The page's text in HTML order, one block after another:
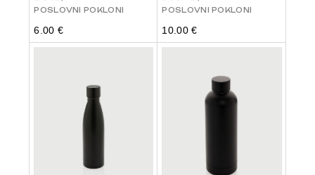
POSLOVNI POKLONI
6.00 €
POSLOVNI POKLONI
10.00€